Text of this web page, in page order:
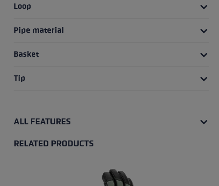
Loop
Pipe material
Basket
Tip
ALL FEATURES
RELATED PRODUCTS